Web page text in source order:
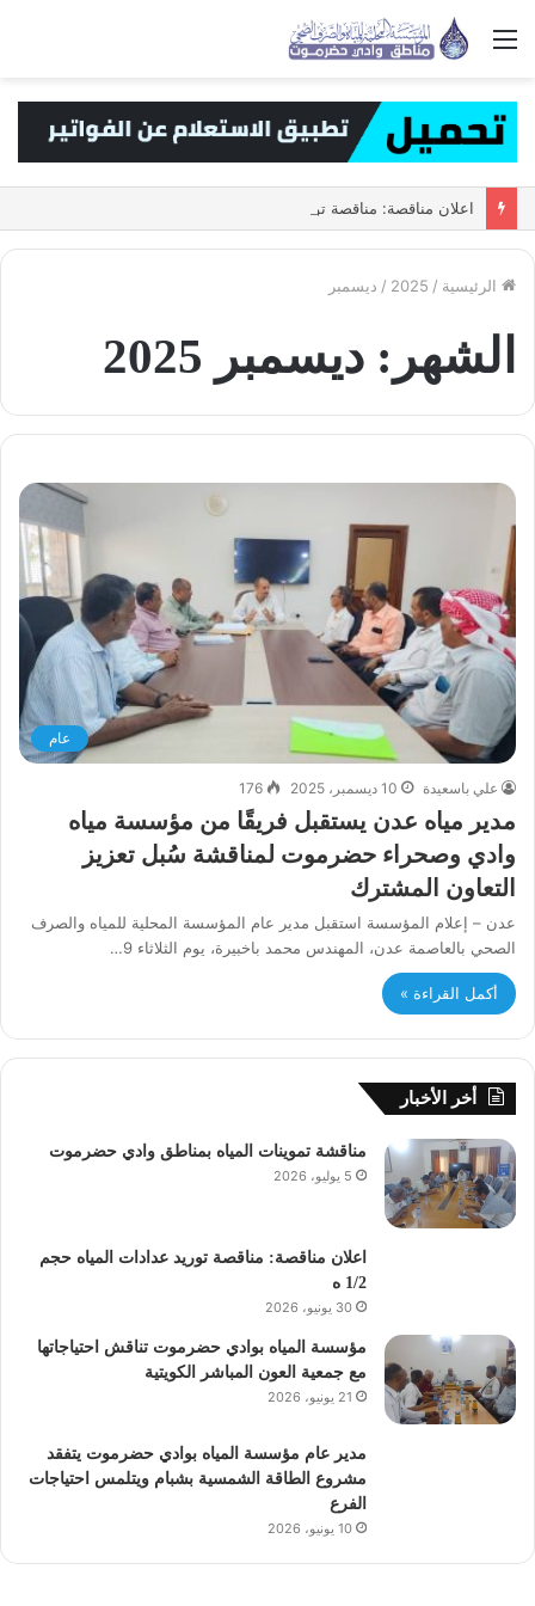
القائمة
اعلان مناقصة: مناقصة توريد عدادات المياه حجم 1/2 ه
الرئيسية /
2025
/ ديسمبر
الشهر: ديسمبر 2025
عام
علي باسعيدة 10 ديسمبر، 2025 176
مدير مياه عدن يستقبل فريقًا من مؤسسة مياه
وادي وصحراء حضرموت لمناقشة سُبل تعزيز
التعاون المشترك
عدن – إعلام المؤسسة استقبل مدير عام المؤسسة المحلية للمياه والصرف
الصحي بالعاصمة عدن، المهندس محمد باخبيرة، يوم الثلاثاء 9…
أكمل القراءة »
أخر الأخبار
مناقشة تموينات المياه بمناطق وادي حضرموت
5 يوليو، 2026
اعلان مناقصة: مناقصة توريد عدادات المياه حجم
1/2 ه
30 يونيو، 2026
مؤسسة المياه بوادي حضرموت تناقش احتياجاتها
مع جمعية العون المباشر الكويتية
21 يونيو، 2026
مدير عام مؤسسة المياه بوادي حضرموت يتفقد
مشروع الطاقة الشمسية بشبام ويتلمس احتياجات
الفرع
10 يونيو، 2026